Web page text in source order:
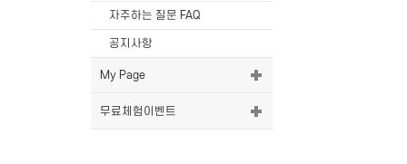
자주하는 질문 FAQ
공지사항
My Page
무료체험이벤트